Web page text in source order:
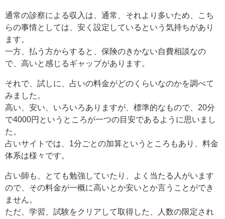
通常の診察による収入は、通常、それより多いため、こち
らの事情としては、安く設定しているという気持ちがあり
ます。
一方、払う方からすると、保険のきかない自費相談なの
で、高いと感じるギャップがあります。
それで、試しに、占いの料金がどのくらいなのかを調べて
みました。
高い、安い、いろいろありますが、標準的なもので、20分
で4000円というところが一つの目安であるように思いまし
た。
占いサイトでは、1分ごとの加算というところもあり、料金
体系は様々です。
占い師も、とても勉強していたり、よく当たる人がいます
ので、その料金が一概に高いとか安いとか言うことができ
ません。
ただ、学習、試験をクリアして取得した、人数の限定され